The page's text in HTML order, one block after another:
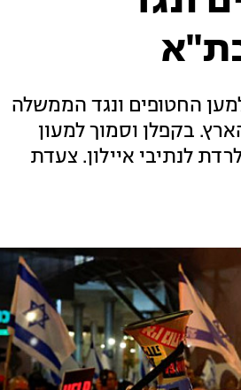
החטופים ונגד הממשלה
בקפלן וסמוך למעון
12 נעצרו בעת שניסו לרדת לנתיבי איילון. צעדת